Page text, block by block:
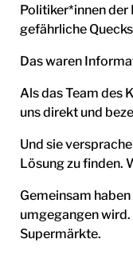
Politiker*innen der
gefährliche
Das waren
Als das Team des
uns direkt und
Und sie
Lösung zu finden.
Gemeinsam
umgegangen wird.
Supermärkte.